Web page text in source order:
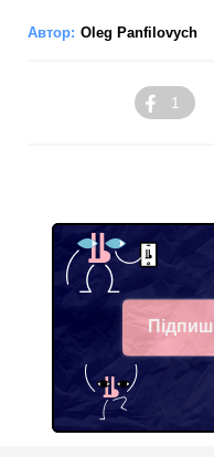
Автор: Oleg Panfilovych
1